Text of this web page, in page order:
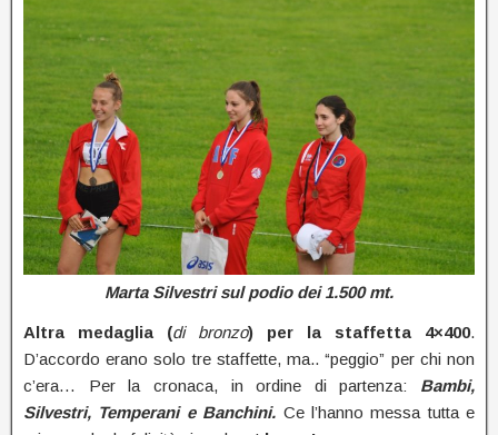
Marta Silvestri sul podio dei 1.500 mt.
Altra medaglia (di bronzo) per la staffetta 4×400.
D’accordo erano solo tre staffette, ma.. “peggio” per chi non
c’era… Per la cronaca, in ordine di partenza: Bambi,
Silvestri, Temperani e Banchini. Ce l’hanno messa tutta e